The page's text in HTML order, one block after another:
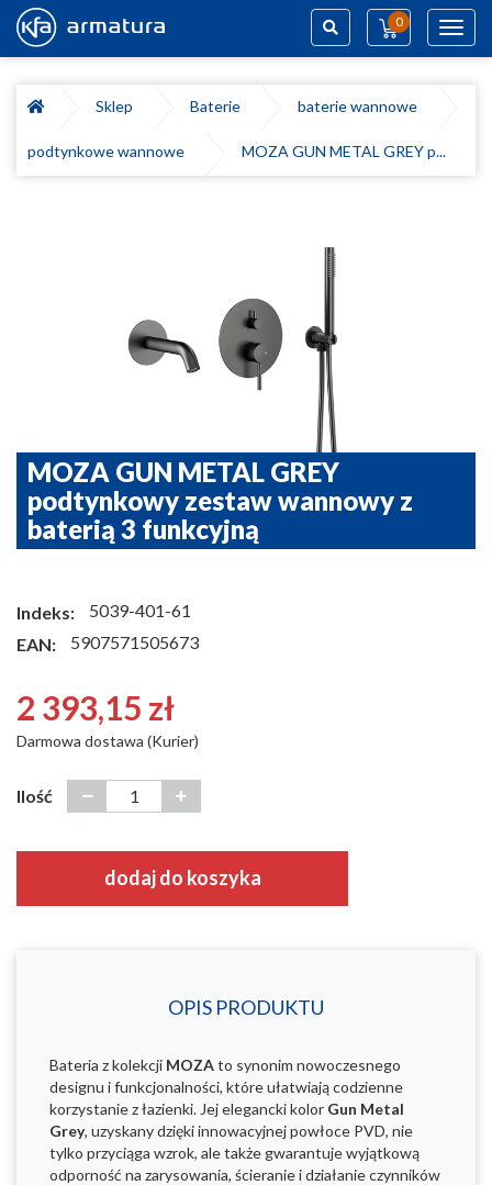
0
Sklep
Baterie baterie wannowe
podtynkowe wannowe MOZA GUN METAL GREY p...
MOZA GUN METAL GREY
podtynkowy zestaw wannowy z
baterią 3 funkcyjną
Indeks:
5039-401-61
EAN:
5907571505673
2 393,15 zł
Darmowa dostawa (Kurier)
Ilość
dodaj do koszyka
OPIS PRODUKTU
Bateria z kolekcji MOZAto synonim nowoczesnego
designu i funkcjonalności, które ułatwiają codzienne
korzystanie z łazienki. Jej elegancki kolor Gun Metal
Grey, uzyskany dzięki innowacyjnej powłoce PVD, nie
tylko przyciąga wzrok, ale także gwarantuje wyjątkową
odporność na zarysowania, ścieranie i działanie czynników